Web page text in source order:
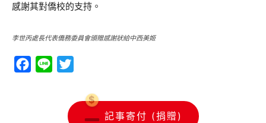
感謝其對僑校的支持。
李世丙處長代表僑務委員會頒贈感謝狀給中西美姬
Facebook
Line
記事寄付 (捐贈)